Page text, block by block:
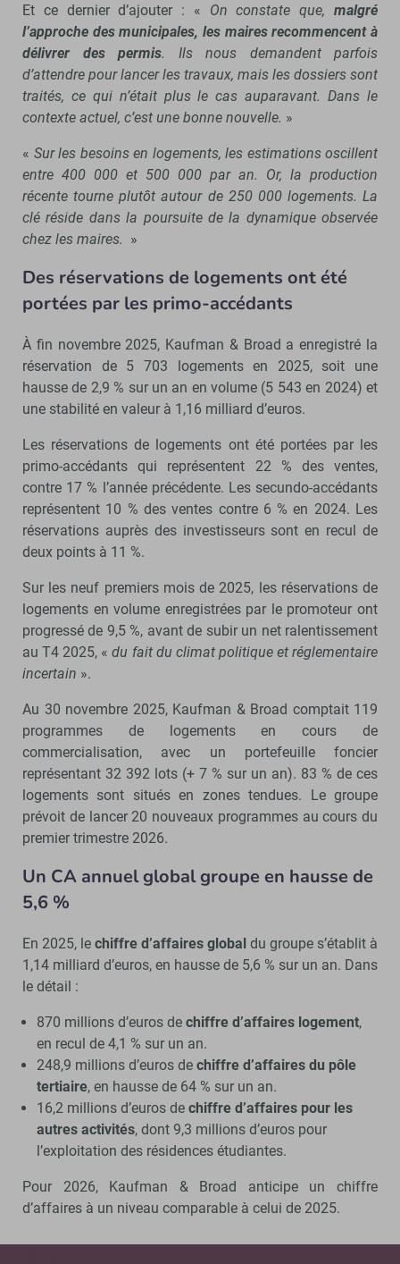
Et ce dernier d’ajouter : « On constate que,malgré
l’approche des municipales, les maires recommencent à
délivrer des permis. Ils nous demandent parfois
d’attendre pour lancer les travaux, mais les dossiers sont
traités, ce qui n’était plus le cas auparavant. Dans le
contexte actuel, c’est une bonne nouvelle. »
« Sur les besoins en logements, les estimations oscillent
entre 400 000 et 500 000 par an. Or, la production
récente tourne plutôt autour de 250 000 logements. La
clé réside dans la poursuite de la dynamique observée
chez les maires. »
Des réservations de logements ont été
portées par les primo-accédants
À fin novembre 2025, Kaufman & Broad a enregistré la
réservation de 5 703 logements en 2025, soit une
hausse de 2,9 % sur un an en volume (5 543 en 2024) et
une stabilité en valeur à 1,16 milliard d’euros.
Les réservations de logements ont été portées par les
primo-accédants qui représentent 22 % des ventes,
contre 17 % l’année précédente. Les secundo-accédants
représentent 10 % des ventes contre 6 % en 2024. Les
réservations auprès des investisseurs sont en recul de
deux points à 11 %.
Sur les neuf premiers mois de 2025, les réservations de
logements en volume enregistrées par le promoteur ont
progressé de 9,5 %, avant de subir un net ralentissement
au T4 2025, «du fait du climat politique et réglementaire
incertain ».
Au 30 novembre 2025, Kaufman & Broad comptait 119
programmes de logements en cours de
commercialisation, avec un portefeuille foncier
représentant 32 392 lots (+ 7 % sur un an). 83 % de ces
logements sont situés en zones tendues. Le groupe
prévoit de lancer 20 nouveaux programmes au cours du
premier trimestre 2026.
Un CA annuel global groupe en hausse de
5,6 %
En 2025, le chiffre d’affaires global du groupe s’établit à
1,14 milliard d’euros, en hausse de 5,6 % sur un an. Dans
le détail :
870 millions d’euros de chiffre d’affaires logement,
en recul de 4,1 % sur un an.
248,9 millions d’euros de chiffre d’affaires du pôle
tertiaire, en hausse de 64 % sur un an.
16,2 millions d’euros de chiffre d’affaires pour les
autres activités, dont 9,3 millions d’euros pour
l’exploitation des résidences étudiantes.
Pour 2026, Kaufman & Broad anticipe un chiffre
d’affaires à un niveau comparable à celui de 2025.